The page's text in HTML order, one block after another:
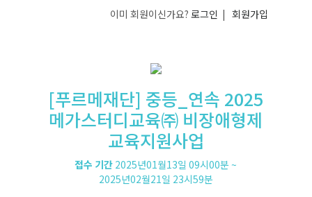
이미 회원이신가요?로그인 |회원가입
[푸르메재단] 중등_연속 2025
메가스터디교육㈜ 비장애형제
교육지원사업
접수 기간 2025년01월13일 09시00분~
2025년02월21일 23시59분